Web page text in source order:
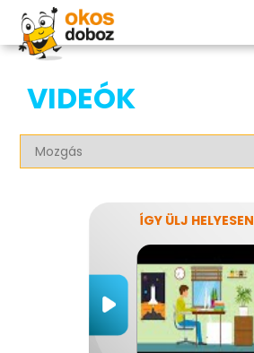
VIDEÓK
ÍGY ÜLJ HELYESEN